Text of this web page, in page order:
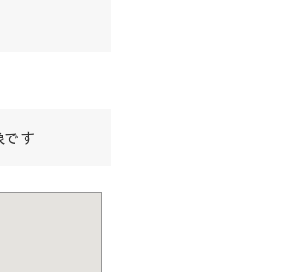
です